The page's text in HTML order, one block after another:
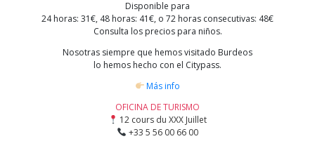
Disponible para
24 horas: 31€, 48 horas: 41€, o 72 horas consecutivas: 48€
Consulta los precios para niños.
Nosotras siempre que hemos visitado Burdeos
lo hemos hecho con el Citypass.
Más info
OFICINA DE TURISMO
12 cours du XXX Juillet
+33 5 56 00 66 00